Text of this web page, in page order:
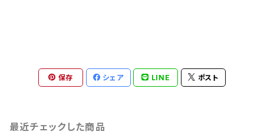
保存 シェア LINE ポスト
最近チェックした商品